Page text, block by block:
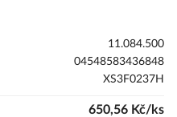
11.084.500
04548583436848
XS3F0237H
650,56 Kč/ks